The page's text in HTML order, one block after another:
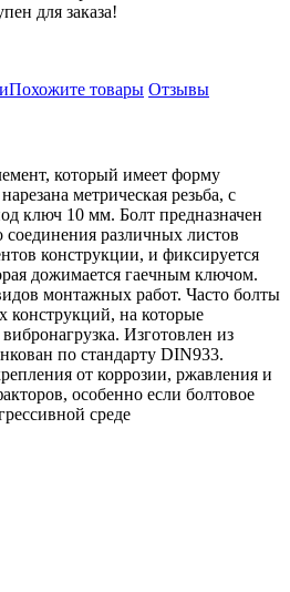
для заказа!
Похожите товары Отзывы
который имеет форму
метрическая резьба, с
ключ 10 мм. Болт предназначен
соединения различных листов
конструкции, и фиксируется
дожимается гаечным ключом.
монтажных работ. Часто болты
конструкций, на которые
Изготовлен из
по стандарту DIN933.
от коррозии, ржавления и
особенно если болтовое
среде